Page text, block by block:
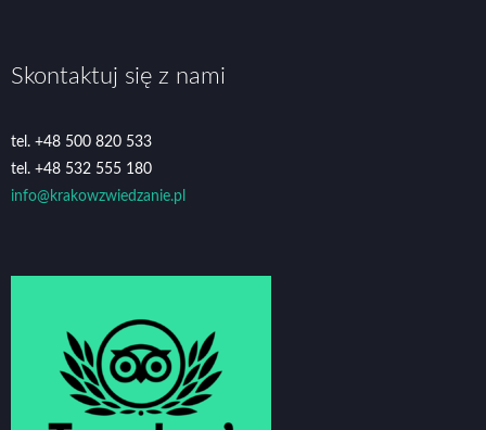
Skontaktuj się z nami
tel. +48 500 820 533
tel. +48 532 555 180
info@krakowzwiedzanie.pl